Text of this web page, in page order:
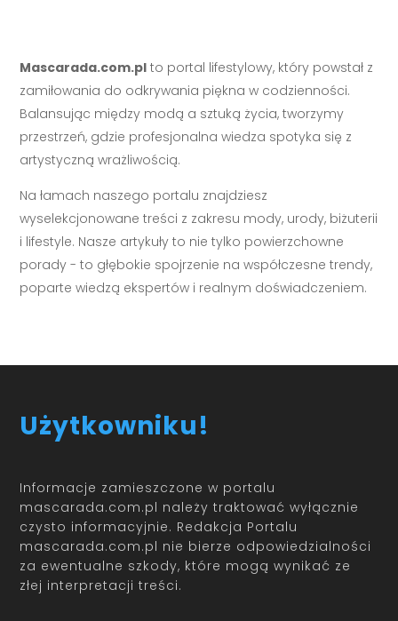
Mascarada.com.pl to portal lifestylowy, który powstał z
zamiłowania do odkrywania piękna w codzienności.
Balansując między modą a sztuką życia, tworzymy
przestrzeń, gdzie profesjonalna wiedza spotyka się z
artystyczną wrażliwością.
Na łamach naszego portalu znajdziesz
wyselekcjonowane treści z zakresu mody, urody, biżuterii
i lifestyle. Nasze artykuły to nie tylko powierzchowne
porady - to głębokie spojrzenie na współczesne trendy,
poparte wiedzą ekspertów i realnym doświadczeniem.
Użytkowniku!
Informacje zamieszczone w portalu
mascarada.com.pl należy traktować wyłącznie
czysto informacyjnie. Redakcja Portalu
mascarada.com.pl nie bierze odpowiedzialności
za ewentualne szkody, które mogą wynikać ze
złej interpretacji treści.